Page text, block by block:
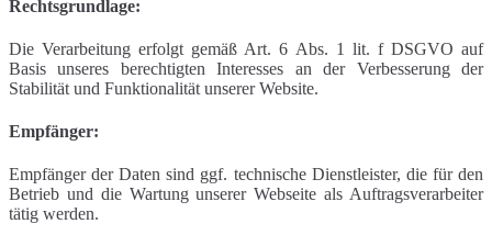
Rechtsgrundlage:
Die Verarbeitung erfolgt gemäß Art. 6 Abs. 1 lit. f DSGVO auf
Basis unseres berechtigten Interesses an der Verbesserung der
Stabilität und Funktionalität unserer Website.
Empfänger:
Empfänger der Daten sind ggf. technische Dienstleister, die für den
Betrieb und die Wartung unserer Webseite als Auftragsverarbeiter
tätig werden.